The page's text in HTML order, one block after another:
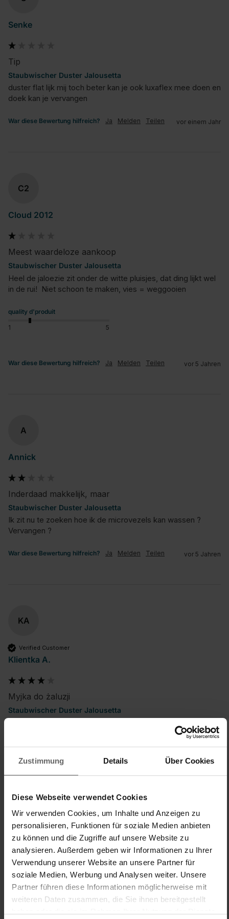
Zustimmung Details Über Cookies
Diese Webseite verwendet Cookies
Wir verwenden Cookies, um Inhalte und Anzeigen zu
personalisieren, Funktionen für soziale Medien anbieten
zu können und die Zugriffe auf unsere Website zu
analysieren. Außerdem geben wir Informationen zu Ihrer
Verwendung unserer Website an unsere Partner für
soziale Medien, Werbung und Analysen weiter. Unsere
Partner führen diese Informationen möglicherweise mit
weiteren Daten zusammen, die Sie ihnen bereitgestellt
Senke
Tip
Staubwischer Duster Jalousetta
duster flat lijk mij toch beter kan je ook luxaflex mee doen en
doek kan je vervangen
War diese Bewertung hilfreich? Ja Melden Teilen vor einem Jahr
C2
Cloud 2012
Meest waardeloze aankoop
Staubwischer Duster Jalousetta
Heel de jaloezie zit onder de witte pluisjes, dat ding lijkt wel
in de rui!  Niet schoon te maken, vies = weggooien
quality d'produit
1 5
War diese Bewertung hilfreich? Ja Melden Teilen vor 5 Jahren
A
Annick
Inderdaad makkelijk, maar
Staubwischer Duster Jalousetta
Ik zit nu te zoeken hoe ik de microvezels kan wassen ?
Vervangen ?
War diese Bewertung hilfreich? Ja Melden Teilen vor 5 Jahren
KA
Verified Customer
Klientka A.
Myjka do żaluzji
Staubwischer Duster Jalousetta
materiału z którego jest zrobiona. Niewątpliwie jest to
quality d'produit
5
War diese Bewertung hilfreich? Ja Melden Teilen vor 6 Jahren
S